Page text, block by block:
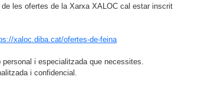
les ofertes de la Xarxa XALOC cal estar inscrit
xaloc.diba.cat/ofertes-de-feina
i especialitzada que necessites.
i confidencial.